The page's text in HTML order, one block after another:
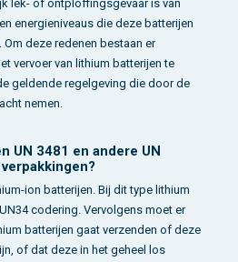
lek- of ontploffingsgevaar is van
energieniveaus die deze batterijen
deze redenen bestaan er
vervoer van lithium batterijen te
geldende regelgeving die door de
nemen.
UN 3481 en andere UN
ion batterijen. Bij dit type lithium
codering. Vervolgens moet er
batterijen gaat verzenden of deze
of dat deze in het geheel los